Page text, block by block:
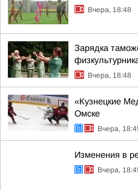
Вчера, 18:48
Зарядка
Вчера, 18:48
«Кузнецкие
Омске
Вчера,
Изменения в
Вчера,